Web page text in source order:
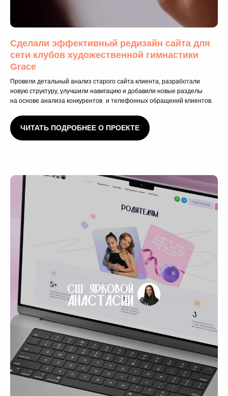
Сделали эффективный редизайн сайта для
сети клубов художественной гимнастики
Grace
Провели детальный анализ старого сайта клиента, разработали
новую структуру, улучшили навигацию и добавили новые разделы
на основе анализа конкурентов и телефонных обращений клиентов.
ЧИТАТЬ ПОДРОБНЕЕ О ПРОЕКТЕ